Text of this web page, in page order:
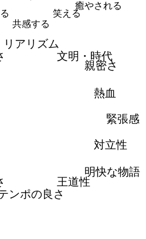
癒やされる
笑える
共感する
リアリズム
文明・時代
親密さ
熱血
緊張感
対立性
明快な物語
王道性
ンポの良さ